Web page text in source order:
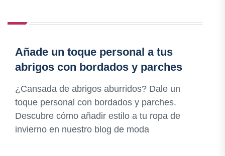
Añade un toque personal a tus
abrigos con bordados y parches
¿Cansada de abrigos aburridos? Dale un
toque personal con bordados y parches.
Descubre cómo añadir estilo a tu ropa de
invierno en nuestro blog de moda